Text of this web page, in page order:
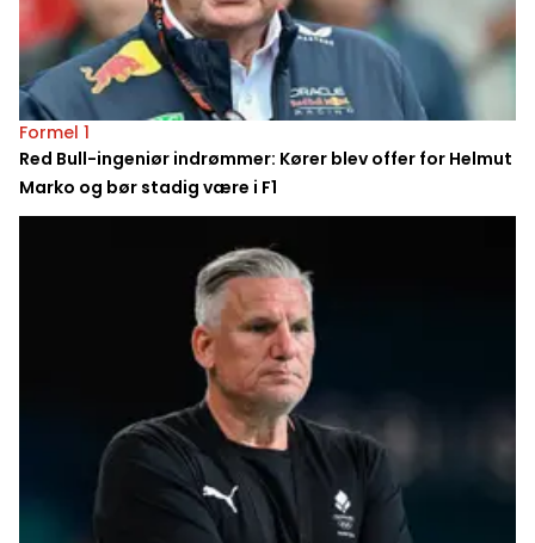
Formel 1
Red Bull-ingeniør indrømmer: Kører blev offer for Helmut
Marko og bør stadig være i F1